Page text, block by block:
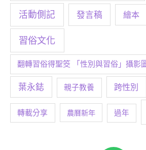
活動側記 發言稿 繪本
習俗文化
翻轉習俗得聖筊 「性別與習俗」攝影
葉永鋕 親子教養 跨性別
轉載分享 農曆新年 過年